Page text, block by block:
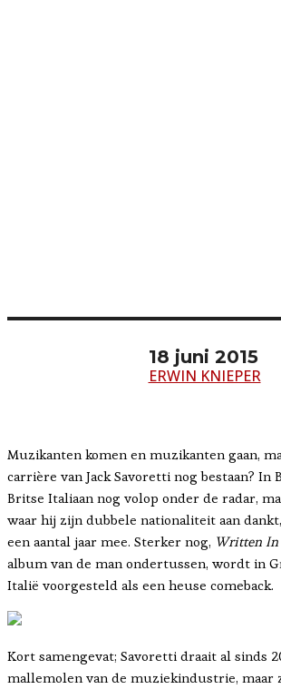
18 juni 2015
ERWIN KNIEPER
Muzikanten komen en muzikanten gaan,
carrière van Jack Savoretti nog bestaan? In
Britse Italiaan nog volop onder de radar,
waar hij zijn dubbele nationaliteit aan
een aantal jaar mee. Sterker nog, Written In
album van de man ondertussen, wordt in
Italië voorgesteld als een heuse comeback.
Kort samengevat; Savoretti draait al sinds
mallemolen van de muziekindustrie, maar